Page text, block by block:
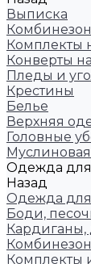
Выписка
Комплекты
Конверты
Пледы и
Крестины
Белье
Верхняя
Головные
Одежда
Назад
Одежда
Боди,
Кардиганы,
Комплекты